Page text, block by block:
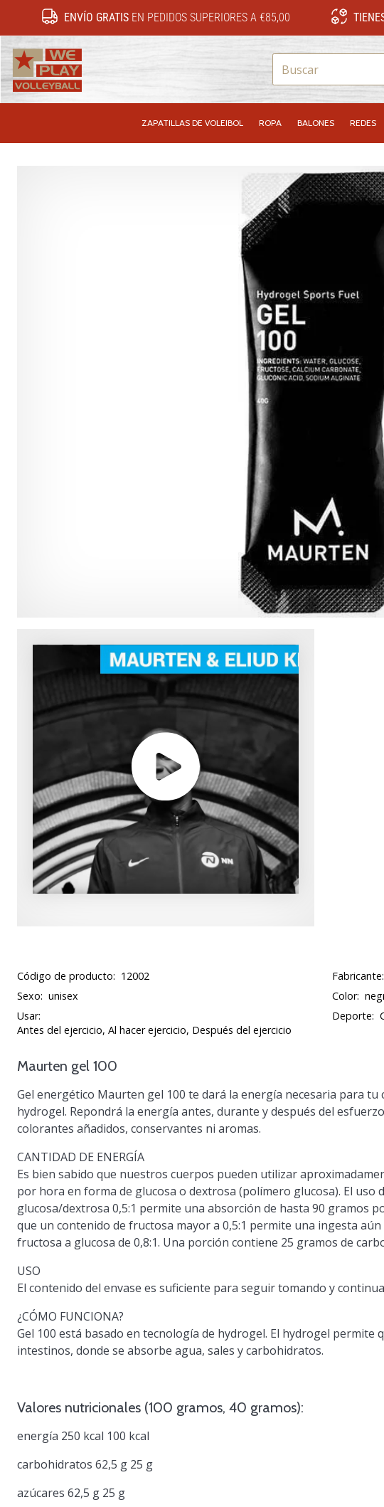
ENVÍO GRATISEN PEDIDOS SUPERIORES A €85,00
ZAPATILLAS DE VOLEIBOL ROPA BALONES REDES
Código de producto: 12002 Fabricante:
Sexo: unisex Color:
Usar:
Antes del ejercicio, Al hacer ejercicio, Después del ejercicio
Deporte:
Maurten gel 100
Gel energético Maurten gel 100 te dará la energía necesaria para tu
hydrogel. Repondrá la energía antes, durante y después del
colorantes añadidos, conservantes ni aromas.
CANTIDAD DE ENERGÍA
Es bien sabido que nuestros cuerpos pueden utilizar
por hora en forma de glucosa o dextrosa (polímero glucosa). El uso
glucosa/dextrosa 0,5:1 permite una absorción de hasta 90 gramos
que un contenido de fructosa mayor a 0,5:1 permite una ingesta aún
fructosa a glucosa de 0,8:1. Una porción contiene 25 gramos de
USO
El contenido del envase es suficiente para seguir tomando y
¿CÓMO FUNCIONA?
Gel 100 está basado en tecnología de hydrogel. El hydrogel permite
intestinos, donde se absorbe agua, sales y carbohidratos.
Valores nutricionales (100 gramos, 40 gramos):
energía 250 kcal 100 kcal
carbohidratos 62,5 g 25 g
azúcares 62,5 g 25 g